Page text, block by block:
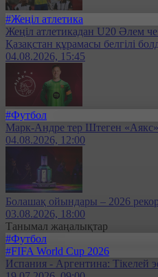
#Жеңіл атлетика
Жеңіл атлетикадан U20 Әлем
Қазақстан құрамасы белгілі
04.08.2026, 15:45
#Футбол
Марк-Андре тер Штеген
04.08.2026, 12:00
Болашақ ойындары – 2026
03.08.2026, 18:00
Танымал жаңалықтар
#Футбол
#FIFA World Cup 2026
Испания - Аргентина: Тікелей